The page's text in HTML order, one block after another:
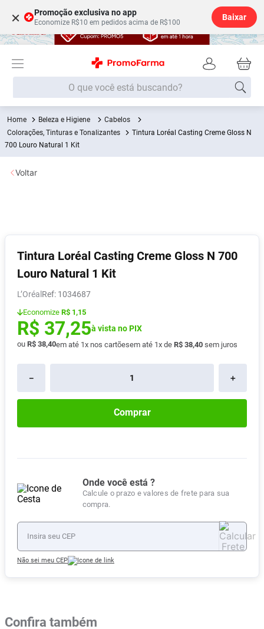
× Promoção exclusiva no app
Economize R$10 em pedidos acima de R$100
Baixar
O que você está buscando?
Beleza e Higiene
Cabelos
Colorações, Tinturas e Tonalizantes
Tintura Loréal Casting Creme Gloss N
700 Louro Natural 1 Kit
Tintura Loréal Casting Creme Gloss N 700
Louro Natural 1 Kit
L’Oréal : 1034687
Economize R$ 1,15
R$ 37,25à vista no PIX
ou R$ 38,40em até 1x nos cartõesem até 1x de R$ 38,40 sem juros
＋
－
Comprar
Onde você está ?
Calcule o prazo e valores de frete para sua
compra.
Não sei meu CEP
Voltar
Confira também
Termos mais buscados
1º Fralda
7º Desodorante
8º Vitamina D
9º Absorvente
10º Lavitan